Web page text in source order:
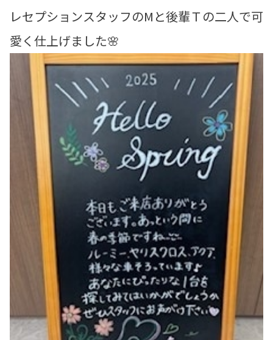
レセプションスタッフのMと後輩Ｔの二人で可
愛く仕上げました🌸